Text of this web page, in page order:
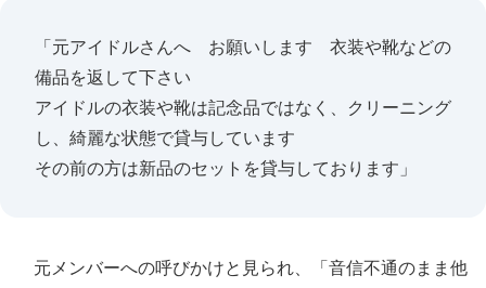
「元アイドルさんへ お願いします 衣装や靴などの
備品を返して下さい
アイドルの衣装や靴は記念品ではなく、クリーニング
し、綺麗な状態で貸与しています
その前の方は新品のセットを貸与しております」
元メンバーへの呼びかけと見られ、「音信不通のまま他